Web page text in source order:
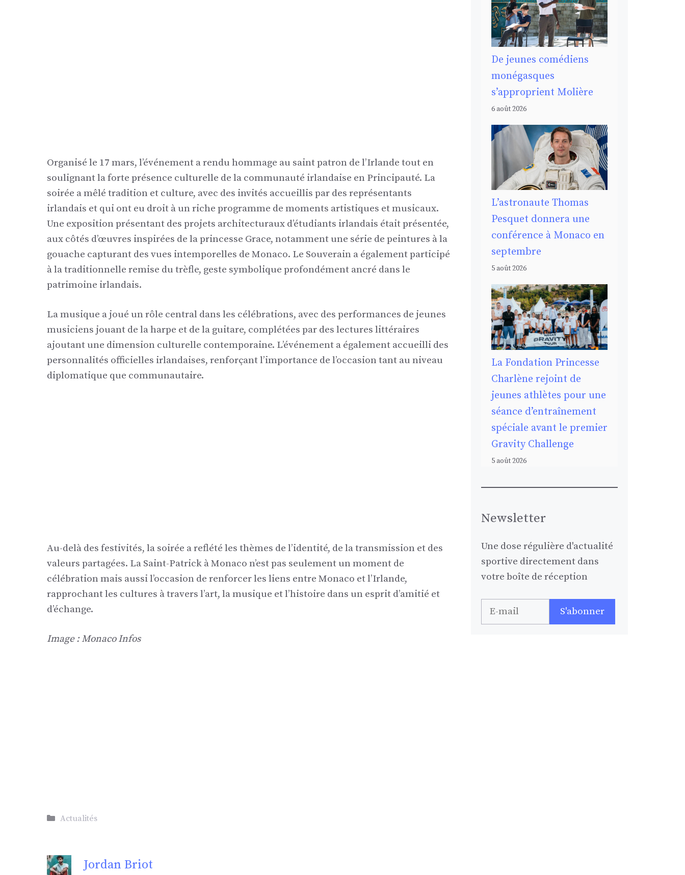
Organisé le 17 mars, l’événement a rendu hommage au saint patron de l’Irlande tout en
soulignant la forte présence culturelle de la communauté irlandaise en Principauté. La
soirée a mêlé tradition et culture, avec des invités accueillis par des représentants
irlandais et qui ont eu droit à un riche programme de moments artistiques et musicaux.
Une exposition présentant des projets architecturaux d’étudiants irlandais était présentée,
aux côtés d’œuvres inspirées de la princesse Grace, notamment une série de peintures à la
gouache capturant des vues intemporelles de Monaco. Le Souverain a également participé
à la traditionnelle remise du trèfle, geste symbolique profondément ancré dans le
patrimoine irlandais.
La musique a joué un rôle central dans les célébrations, avec des performances de jeunes
musiciens jouant de la harpe et de la guitare, complétées par des lectures littéraires
ajoutant une dimension culturelle contemporaine. L’événement a également accueilli des
personnalités officielles irlandaises, renforçant l’importance de l’occasion tant au niveau
diplomatique que communautaire.
Au-delà des festivités, la soirée a reflété les thèmes de l’identité, de la transmission et des
valeurs partagées. La Saint-Patrick à Monaco n’est pas seulement un moment de
célébration mais aussi l’occasion de renforcer les liens entre Monaco et l’Irlande,
rapprochant les cultures à travers l’art, la musique et l’histoire dans un esprit d’amitié et
d’échange.
Image : Monaco Infos
Catégories
Actualités
Jordan Briot
De jeunes comédiens
monégasques
s’approprient Molière
6 août 2026
L’astronaute Thomas
Pesquet donnera une
conférence à Monaco en
septembre
5 août 2026
La Fondation Princesse
Charlène rejoint de
jeunes athlètes pour une
séance d’entraînement
spéciale avant le premier
Gravity Challenge
5 août 2026
Newsletter
Une dose régulière d'actualité
sportive directement dans
votre boîte de réception